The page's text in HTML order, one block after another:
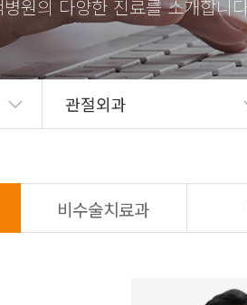
내과
도수재활센터
완쾌 스토리
고객의 소리
관절외과
비수술치료과